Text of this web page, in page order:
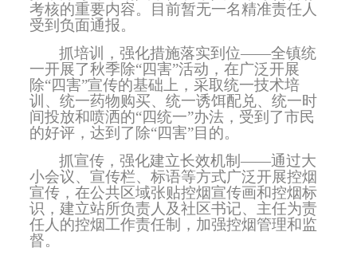
考核的重要内容。目前暂无一名精准责任人
受到负面通报。
抓培训，强化措施落实到位——全镇统
一开展了秋季除“四害”活动，在广泛开展
除“四害”宣传的基础上，采取统一技术培
训、统一药物购买、统一诱饵配兑、统一时
间投放和喷洒的“四统一”办法，受到了市民
的好评，达到了除“四害”目的。
抓宣传，强化建立长效机制——通过大
小会议、宣传栏、标语等方式广泛开展控烟
宣传，在公共区域张贴控烟宣传画和控烟标
识，建立站所负责人及社区书记、主任为责
任人的控烟工作责任制，加强控烟管理和监
督。